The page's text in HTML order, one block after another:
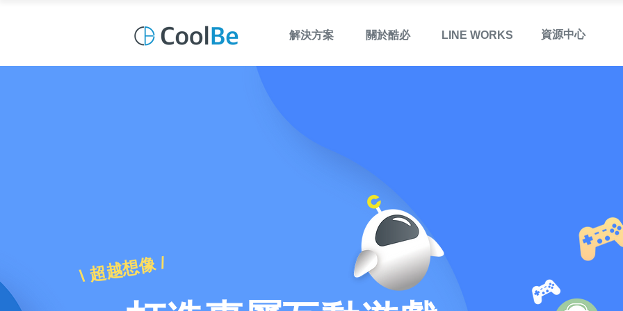
解決方案 關於酷必 LINE WORKS 資源中心
\ 超越想像 /